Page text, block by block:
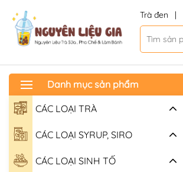
Trà đen |
Danh mục sản phẩm
CÁC LOẠI TRÀ
CÁC LOẠI SYRUP, SIRO
CÁC LOẠI SINH TỐ